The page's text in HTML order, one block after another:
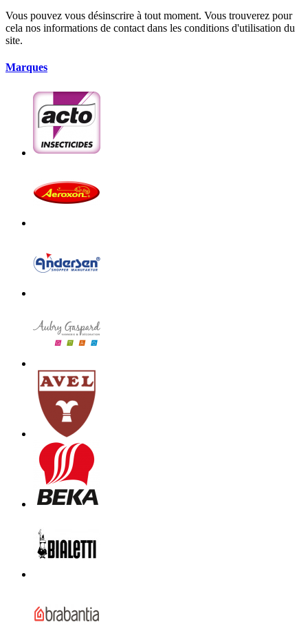
Vous pouvez vous désinscrire à tout moment. Vous trouverez pour
cela nos informations de contact dans les conditions d'utilisation du
site.
Marques